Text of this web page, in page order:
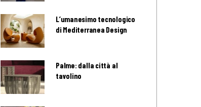
L’umanesimo tecnologico
di Mediterranea Design
Palme: dalla città al
tavolino